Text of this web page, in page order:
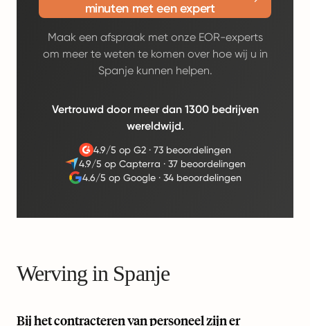
minuten met een expert
Maak een afspraak met onze EOR-experts
om meer te weten te komen over hoe wij u in
Spanje kunnen helpen.
Vertrouwd door meer dan 1300 bedrijven
wereldwijd.
4.9/5 op G2· 73 beoordelingen
4.9/5 op Capterra · 37 beoordelingen
4.6/5 op Google ·34 beoordelingen
Werving in Spanje
Bij het contracteren van personeel zijn er